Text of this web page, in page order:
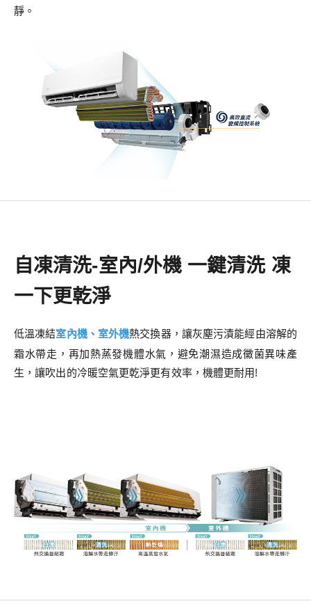
靜。
自凍清洗-室內/外機 一鍵清洗 凍
一下更乾淨
低溫凍結室內機、室外機熱交換器，讓灰塵污漬能經由溶解的
霜水帶走，再加熱蒸發機體水氣，避免潮濕造成黴菌異味產
生，讓吹出的冷暖空氣更乾淨更有效率，機體更耐用!